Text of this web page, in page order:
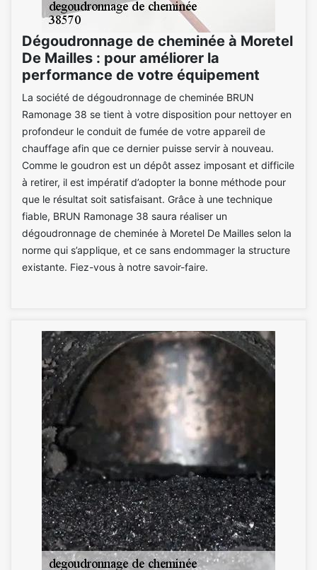
Dégoudronnage de cheminée à Moretel
De Mailles : pour améliorer la
performance de votre équipement
La société de dégoudronnage de cheminée BRUN
Ramonage 38 se tient à votre disposition pour nettoyer en
profondeur le conduit de fumée de votre appareil de
chauffage afin que ce dernier puisse servir à nouveau.
Comme le goudron est un dépôt assez imposant et difficile
à retirer, il est impératif d’adopter la bonne méthode pour
que le résultat soit satisfaisant. Grâce à une technique
fiable, BRUN Ramonage 38 saura réaliser un
dégoudronnage de cheminée à Moretel De Mailles selon la
norme qui s’applique, et ce sans endommager la structure
existante. Fiez-vous à notre savoir-faire.